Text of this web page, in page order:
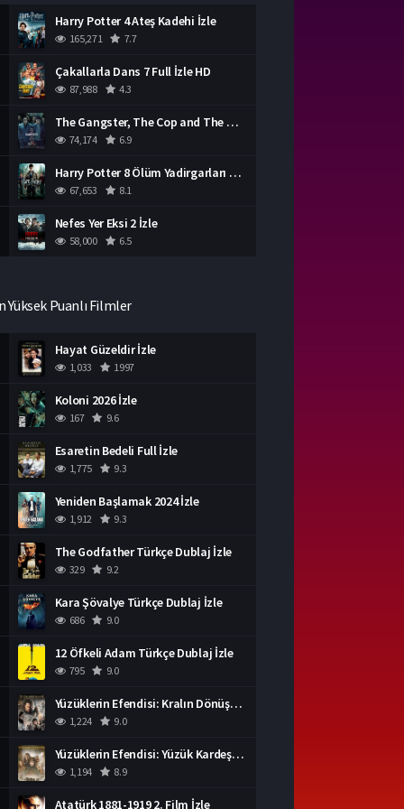
Harry Potter 4 Ateş Kadehi İzle
165,271 7.7
Çakallarla Dans 7 Full İzle HD
87,988 4.3
The Gangster, The Cop and The Devil Türkçe Dublaj İzle
74,174 6.9
Harry Potter 8 Ölüm Yadirgarları Bölüm 2 İzle
67,653 8.1
Nefes Yer Eksi 2 İzle
58,000 6.5
Yüksek Puanlı Filmler
Hayat Güzeldir İzle
1,033 1997
Koloni 2026 İzle
167 9.6
Esaretin Bedeli Full İzle
1,775 9.3
Yeniden Başlamak 2024 İzle
1,912 9.3
The Godfather Türkçe Dublaj İzle
329 9.2
Kara Şövalye Türkçe Dublaj İzle
686 9.0
12 Öfkeli Adam Türkçe Dublaj İzle
795 9.0
Yüzüklerin Efendisi: Kralın Dönüşü İzle
1,224 9.0
Yüzüklerin Efendisi: Yüzük Kardeşliği Türkçe Dublaj İzle
1,194 8.9
Atatürk 1881-1919 2. Film İzle